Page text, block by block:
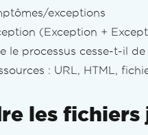
PDFs
sur mesure
personnalisées
des matières
exceptions
(Exception +
le processus cesse-t-il
: URL, HTML,
les fichiers